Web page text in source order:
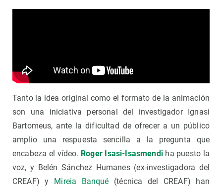
Tanto la idea original como el formato de la animación
son una iniciativa personal del investigador Ignasi
Bartomeus, ante la dificultad de ofrecer a un público
amplio una respuesta sencilla a la pregunta que
encabeza el vídeo. Roger Isasi-Isasmendiha puesto la
voz, y Belén Sánchez Humanes (ex-investigadora del
CREAF) y Mireia Banqué (técnica del CREAF) han